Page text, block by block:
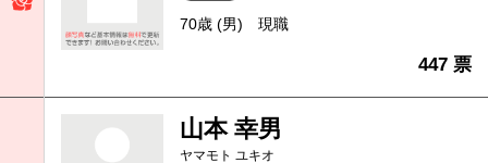
70歳 (男) 現職
447 票
山本 幸男
ヤマモト ユキオ